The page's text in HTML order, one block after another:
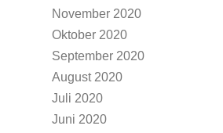
November 2020
Oktober 2020
September 2020
August 2020
Juli 2020
Juni 2020